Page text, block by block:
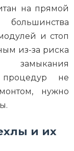
на прямой
и стоп
из-за риска
замыкания
не
нужно
и их